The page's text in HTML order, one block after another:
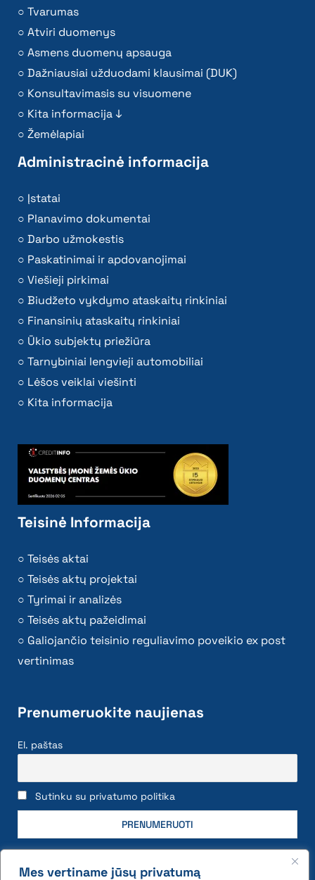
Mes vertiname jūsų privatumą
Tvarumas
Atviri duomenys
Asmens duomenų apsauga
Dažniausiai užduodami klausimai (DUK)
Konsultavimasis su visuomene
Kita informacija ↓
Žemėlapiai
Administracinė informacija
Įstatai
Planavimo dokumentai
Darbo užmokestis
Paskatinimai ir apdovanojimai
Viešieji pirkimai
Biudžeto vykdymo ataskaitų rinkiniai
Finansinių ataskaitų rinkiniai
Ūkio subjektų priežiūra
Tarnybiniai lengvieji automobiliai
Lėšos veiklai viešinti
Kita informacija
Teisinė Informacija
Teisės aktai
Teisės aktų projektai
Tyrimai ir analizės
Teisės aktų pažeidimai
Galiojančio teisinio reguliavimo poveikio ex post
vertinimas
Prenumeruokite naujienas
El. paštas
Sutinku su privatumo politika